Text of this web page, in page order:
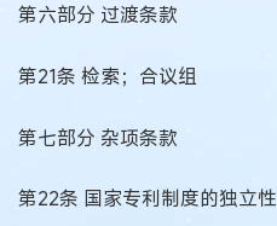
第六部分 过渡条款
第21条 检索；合议组
第七部分 杂项条款
第22条 国家专利制度的独立性